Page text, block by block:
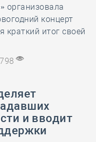
организовала
концерт
краткий итог своей
и вводит